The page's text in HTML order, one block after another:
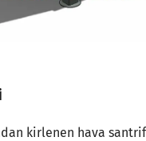
kirlenen hava